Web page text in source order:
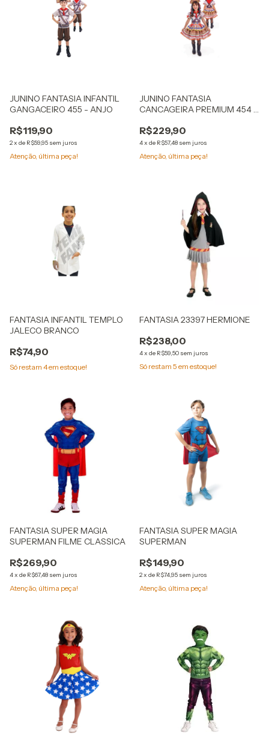
JUNINO FANTASIA INFANTIL
GANGACEIRO 455 - ANJO
R$119,90
2x de R$59,95 sem juros
Atenção, última peça!
JUNINO FANTASIA
CANCAGEIRA PREMIUM 454 -
DESCRIÇÃO DO PRODUTO!
R$229,90
4x de R$57,48 sem juros
Atenção, última peça!
FANTASIA INFANTIL TEMPLO
JALECO BRANCO
R$74,90
Só restam 4em estoque!
FANTASIA 23397 HERMIONE
R$238,00
4x de R$59,50 sem juros
Só restam 5 em estoque!
FANTASIA SUPER MAGIA
SUPERMAN FILME CLASSICA
R$269,90
4x de R$67,48 sem juros
Atenção, última peça!
FANTASIA SUPER MAGIA
SUPERMAN
R$149,90
2x de R$74,95 sem juros
Atenção, última peça!